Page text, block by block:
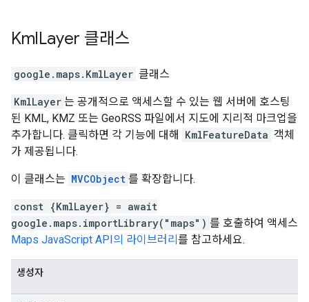
KmlLayer 클래스
google.maps. KmlLayer 클래스
KmlLayer 는 공개적으로 액세스할 수 있는 웹 서버에 호스팅
된 KML, KMZ 또는 GeoRSS 파일에서 지도에 지리적 마크업을
추가합니다. 클릭하면 각 기능에 대해
KmlFeatureData 객체
가 제공됩니다.
이 클래스는 MVCObject 를 확장합니다.
const {KmlLayer} = await
google.maps.importLibrary("maps") 를 호출하여 액세스
Maps JavaScript API의 라이브러리 를 참고하세요.
생성자